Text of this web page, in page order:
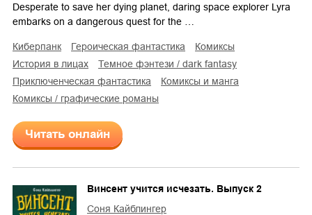
Desperate to save her dying planet, daring space explorer Lyra
embarks on a dangerous quest for the …
киберпанк героическая фантастика
комиксы
История в лицах
темное фэнтези / dark fantasy
приключенческая фантастика
комиксы и манга
комиксы / графические романы
Читать онлайн
Винсент учится исчезать. Выпуск 2
Соня Кайблингер